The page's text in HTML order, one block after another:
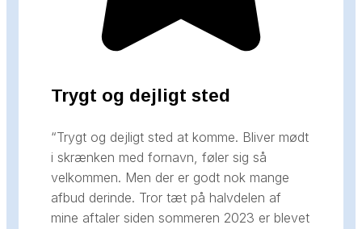
Trygt og dejligt sted
“Trygt og dejligt sted at komme. Bliver mødt
i skrænken med fornavn, føler sig så
velkommen. Men der er godt nok mange
afbud derinde. Tror tæt på halvdelen af
mine aftaler siden sommeren 2023 er blevet